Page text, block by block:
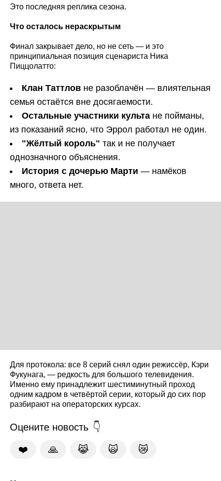
Это последняя реплика сезона.
Что осталось нераскрытым
Финал закрывает дело, но не сеть — и это
принципиальная позиция сценариста Ника
Пиццолатто:
Клан Таттлов не разоблачён — влиятельная
семья остаётся вне досягаемости.
Остальные участники культа не пойманы,
из показаний ясно, что Эррол работал не один.
"Жёлтый король" так и не получает
однозначного объяснения.
История с дочерью Марти — намёков
много, ответа нет.
Для протокола: все 8 серий снял один режиссёр, Кэри
Фукунага, — редкость для большого телевидения.
Именно ему принадлежит шестиминутный проход
одним кадром в четвёртой серии, который до сих пор
разбирают на операторских курсах.
Оцените новость
❤️ 🙏 😹 🙀 😿